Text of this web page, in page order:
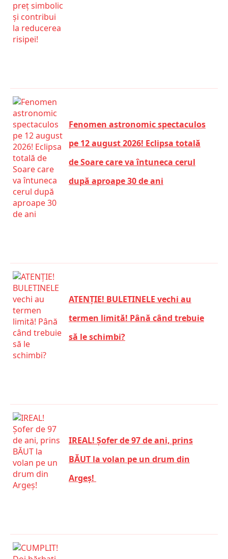
Fenomen astronomic spectaculos
pe 12 august 2026! Eclipsa totală
de Soare care va întuneca cerul
după aproape 30 de ani
ATENȚIE! BULETINELE vechi au
termen limită! Până când trebuie
să le schimbi?
IREAL! Șofer de 97 de ani, prins
BĂUT la volan pe un drum din
Argeș!